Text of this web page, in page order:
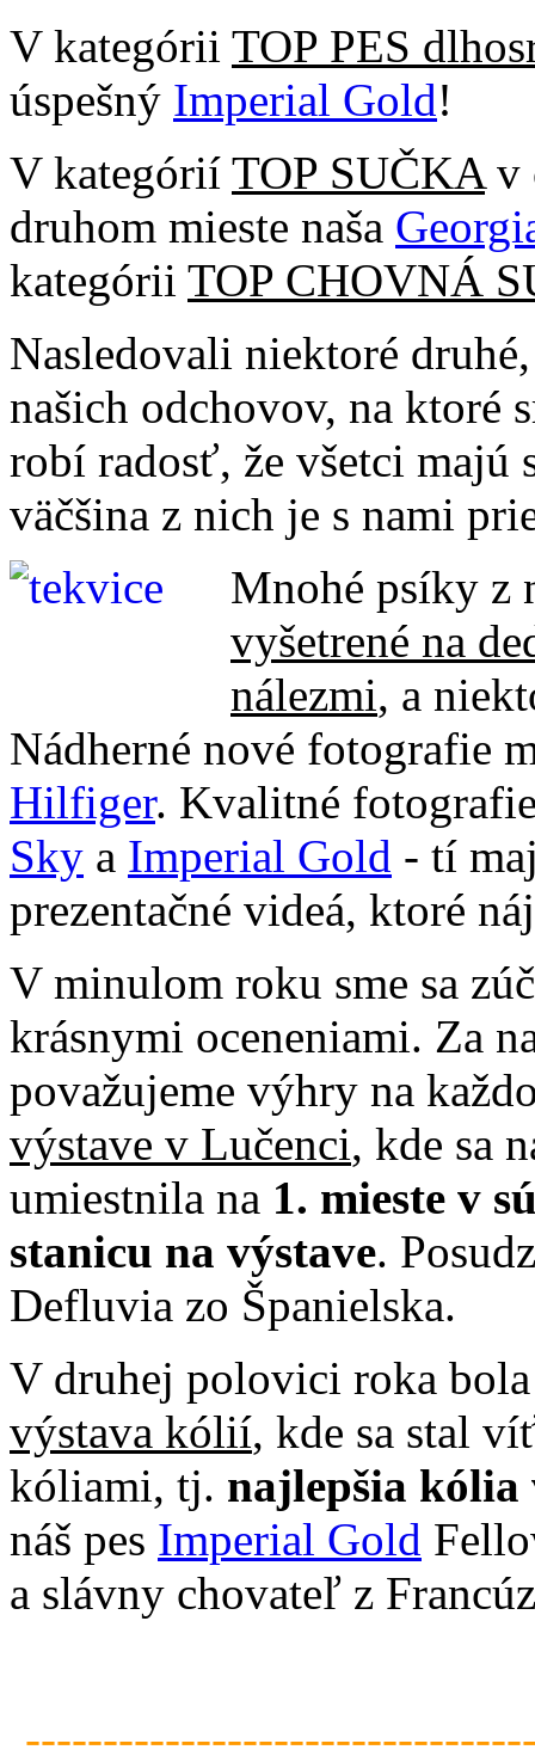
V kategórii TOP PES
úspešný Imperial Gold!
V kategórií TOP SUČKA v
druhom mieste naša
kategórii TOP CHOVNÁ
Nasledovali niektoré
našich odchovov, na ktoré
robí radosť, že všetci majú
väčšina z nich je s nami
Mnohé psíky z
vyšetrené na
nálezmi, a
Nádherné nové fotografie
Hilfiger. Kvalitné
Sky a Imperial Gold - tí
prezentačné videá, ktoré
V minulom roku sme sa
krásnymi oceneniami. Za
považujeme výhry na
výstave v Lučenci, kde sa
umiestnila na 1. mieste v
stanicu na výstave.
Defluvia zo Španielska.
V druhej polovici roka
výstava kólií, kde sa stal
kóliami, tj. najlepšia kólia
náš pes Imperial Gold
a slávny chovateľ z